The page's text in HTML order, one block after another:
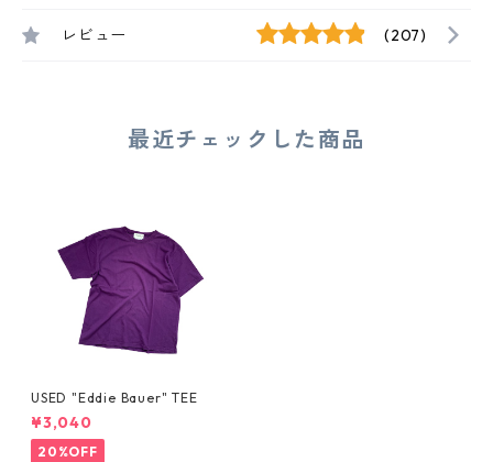
レビュー (207)
最近チェックした商品
USED "Eddie Bauer" TEE
¥3,040
20%OFF